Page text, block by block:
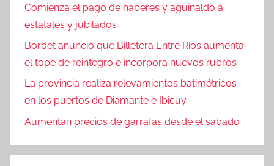
Comienza el pago de haberes y aguinaldo a
estatales y jubilados
Bordet anunció que Billetera Entre Ríos aumenta
el tope de reintegro e incorpora nuevos rubros
La provincia realiza relevamientos batimétricos
en los puertos de Diamante e Ibicuy
Aumentan precios de garrafas desde el sábado